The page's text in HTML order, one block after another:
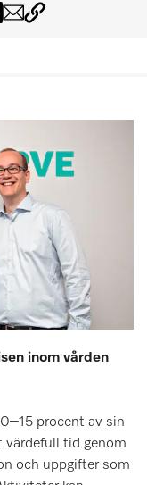
inom vården
procent av sin
värdefull tid genom
och uppgifter som